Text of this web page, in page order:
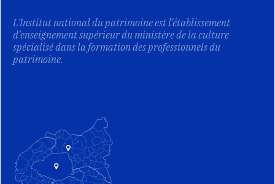
L'Institut national du patrimoine est l’établissement
d'enseignement supérieur du ministère de la culture
spécialisé dans la formation des professionnels du
patrimoine.